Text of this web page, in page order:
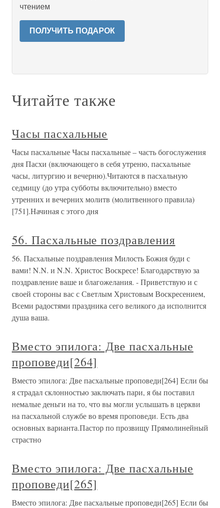
чтением
ПОЛУЧИТЬ ПОДАРОК
Читайте также
Часы пасхальные
Часы пасхальные Часы пасхальные – часть богослужения
дня Пасхи (включающего в себя утреню, пасхальные
часы, литургию и вечерню).Читаются в пасхальную
седмицу (до утра субботы включительно) вместо
утренних и вечерних молитв (молитвенного правила)
[751].Начиная с этого дня
56. Пасхальные поздравления
56. Пасхальные поздравления Милость Божия буди с
вами! N.N. и N.N. Христос Воскресе! Благодарствую за
поздравление ваше и благожелания. - Приветствую и с
своей стороны вас с Светлым Христовым Воскресением,
Всеми радостями праздника сего великого да исполнится
душа ваша.
Вместо эпилога: Две пасхальные
проповеди[264]
Вместо эпилога: Две пасхальные проповеди[264] Если бы
я страдал склонностью заключать пари, я бы поставил
немалые деньги на то, что вы могли услышать в церкви
на пасхальной службе во время проповеди. Есть два
основных варианта.Пастор по прозвищу Прямолинейный
страстно
Вместо эпилога: Две пасхальные
проповеди[265]
Вместо эпилога: Две пасхальные проповеди[265] Если бы